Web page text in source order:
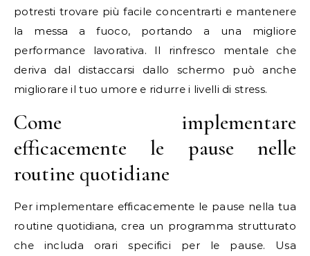
potresti trovare più facile concentrarti e mantenere
la messa a fuoco, portando a una migliore
performance lavorativa. Il rinfresco mentale che
deriva dal distaccarsi dallo schermo può anche
migliorare il tuo umore e ridurre i livelli di stress.
Come implementare
efficacemente le pause nelle
routine quotidiane
Per implementare efficacemente le pause nella tua
routine quotidiana, crea un programma strutturato
che includa orari specifici per le pause. Usa